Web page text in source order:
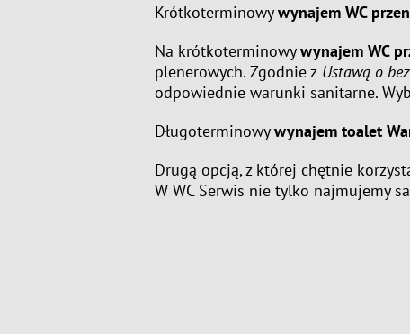
Krótkoterminowywynajem WC
Na krótkoterminowywynajem WC
plenerowych. Zgodnie z Ustawą o
odpowiednie warunki sanitarne.
Długoterminowywynajem toalet
Drugą opcją, z której chętnie
W WC Serwis nie tylko najmujemy